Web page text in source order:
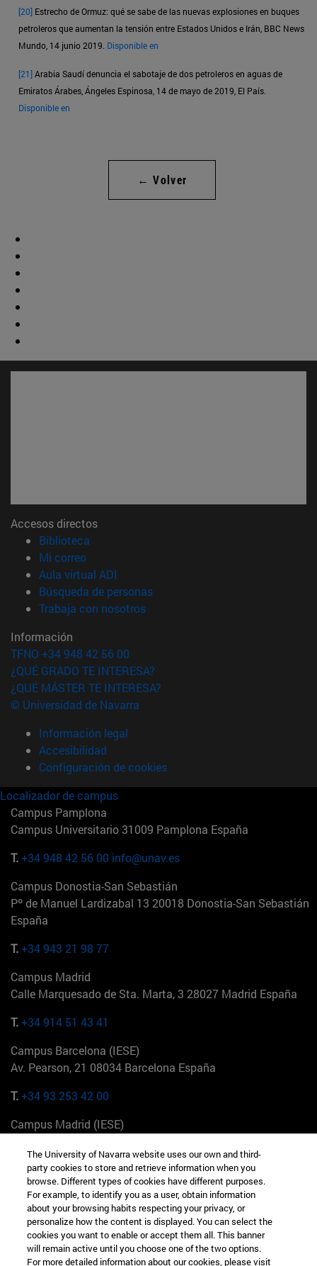
[20] Estrecho de Ormuz: qué se sabe de las nuevas explosiones en buques
petroleros que aumentan la tensión entre Estados Unidos e Irán, BBC News
Mundo, 14 junio 2019. Disponible en
[21]Arabia Saudí denuncia el sabotaje de dos petroleros en aguas de
Emiratos Árabes, Ángeles Espinosa, 14 de mayo de 2019, El País.
Disponible en
← Volver
Accesos directos
Biblioteca
Mi correo(abre en nueva ventana)
Aula virtual ADI
Búsqueda de personas(abre en nueva ventana)
Trabaja con nosotros(abre en nueva ventana)
Información
TFNO +34 948 42 56 00
¿QUÉ GRADO TE INTERESA?
¿QUÉ MÁSTER TE INTERESA?
© Universidad de Navarra
Información legal
Accesibilidad
Configuración de cookies
Localizador de campus
Campus Pamplona
Campus Universitario 31009 Pamplona España
T.+34 948 42 56 00 info@unav.es
Campus Donostia-San Sebastián
Pº de Manuel Lardizabal 13 20018 Donostia-San Sebastián
España
T.+34 943 21 98 77
Campus Madrid
Calle Marquesado de Sta. Marta, 3 28027 Madrid España
T.+34 914 51 43 41
Campus Barcelona (IESE)
Av. Pearson, 21 08034 Barcelona España
T.+34 93 253 42 00
Campus Madrid (IESE)
+34 912 11 30 00
Campus Nueva York (IESE)
165 W 57th St 10019-2201 Nueva York EE.UU
+1 646 346 8850
The University of Navarra website uses our own and third-
party cookies to store and retrieve information when you
browse. Different types of cookies have different purposes.
For example, to identify you as a user, obtain information
about your browsing habits respecting your privacy, or
personalize how the content is displayed. You can select the
cookies you want to enable or accept them all. This banner
will remain active until you choose one of the two options.
For more detailed information about our cookies, please visit